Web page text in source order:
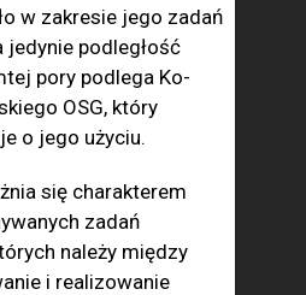
w zakresie jego zadań
jedynie podległość
pory podlega Ko­
OSG, który
o jego użyciu.
się charakterem
zadań
należy między
i realizowanie